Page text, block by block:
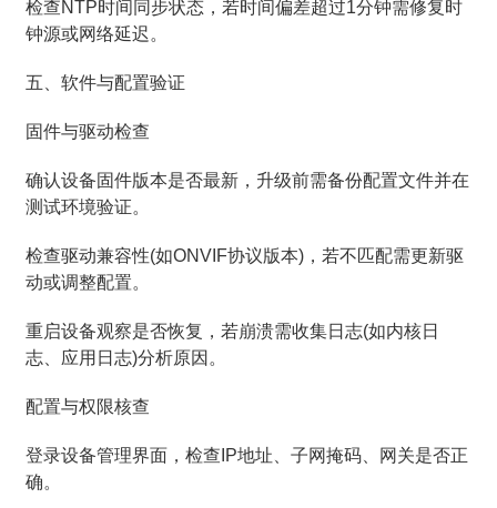
检查NTP时间同步状态，若时间偏差超过1分钟需修复时
钟源或网络延迟。
五、软件与配置验证
固件与驱动检查
确认设备固件版本是否最新，升级前需备份配置文件并在
测试环境验证。
检查驱动兼容性(如ONVIF协议版本)，若不匹配需更新驱
动或调整配置。
重启设备观察是否恢复，若崩溃需收集日志(如内核日
志、应用日志)分析原因。
配置与权限核查
登录设备管理界面，检查IP地址、子网掩码、网关是否正
确。